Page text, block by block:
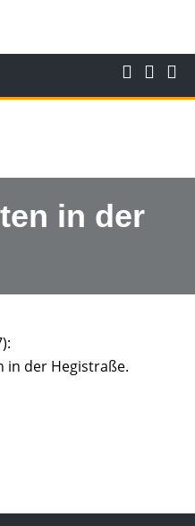
in der
in der Hegistraße.